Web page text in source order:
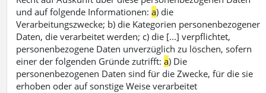
und auf folgende Informationen:a) die
Verarbeitungszwecke; b) die Kategorien personenbezogener
Daten, die verarbeitet werden; c) die [...] verpflichtet,
personenbezogene Daten unverzüglich zu löschen, sofern
einer der folgenden Gründe zutrifft:a) Die
personenbezogenen Daten sind für die Zwecke, für die sie
erhoben oder auf sonstige Weise verarbeitet